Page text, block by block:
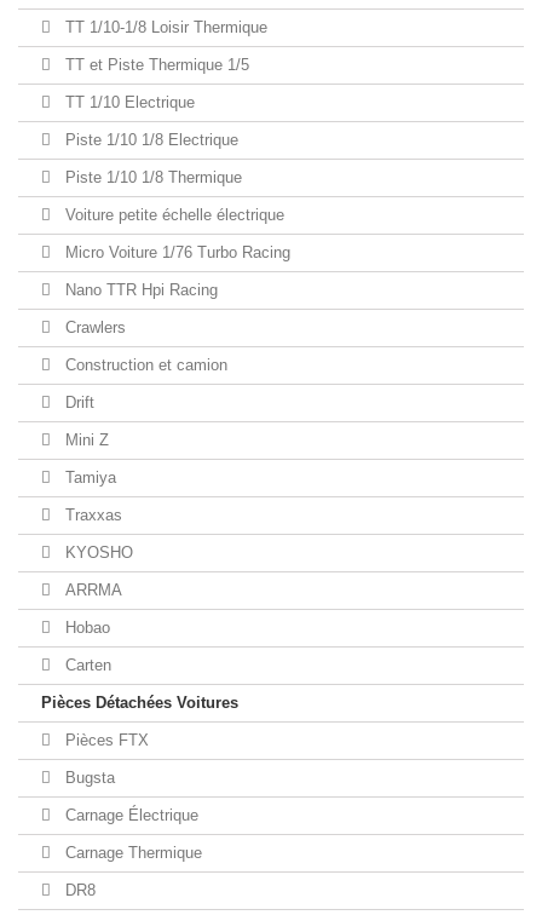
TT 1/10-1/8 Loisir Thermique
TT et Piste Thermique 1/5
TT 1/10 Electrique
Piste 1/10 1/8 Electrique
Piste 1/10 1/8 Thermique
Voiture petite échelle électrique
Micro Voiture 1/76 Turbo Racing
Nano TTR Hpi Racing
Crawlers
Construction et camion
Drift
Mini Z
Tamiya
Traxxas
KYOSHO
ARRMA
Hobao
Carten
Pièces Détachées Voitures
Pièces FTX
Bugsta
Carnage Électrique
Carnage Thermique
DR8